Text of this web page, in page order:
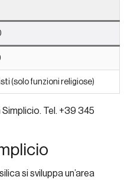
(solo funzioni religiose)
Tel. +39 345
si sviluppa un’area